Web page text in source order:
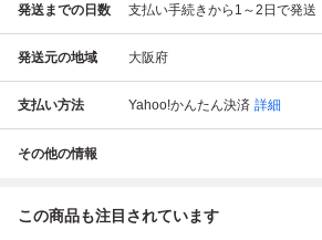
発送までの日数 支払い手続きから1～2日で発送
発送元の地域 大阪府
支払い方法 Yahoo!かんたん決済 詳細
その他の情報
この商品も注目されています